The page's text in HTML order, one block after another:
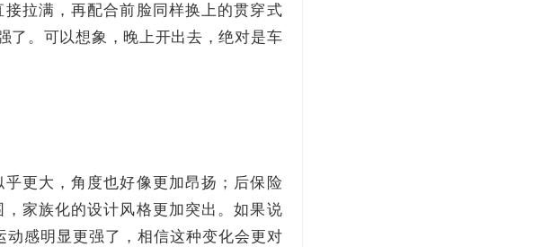
拉满，再配合前脸同样换上的贯穿式
了。可以想象，晚上开出去，绝对是车
更大，角度也好像更加昂扬；后保险
家族化的设计风格更加突出。如果说
感明显更强了，相信这种变化会更对